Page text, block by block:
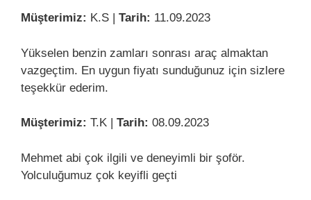
Müşterimiz: K.S | Tarih: 11.09.2023
Yükselen benzin zamları sonrası araç almaktan
vazgeçtim. En uygun fiyatı sunduğunuz için sizlere
teşekkür ederim.
Müşterimiz: T.K | Tarih: 08.09.2023
Mehmet abi çok ilgili ve deneyimli bir şoför.
Yolculuğumuz çok keyifli geçti